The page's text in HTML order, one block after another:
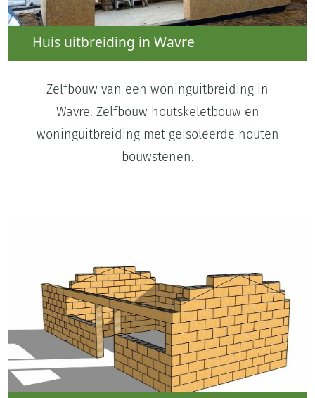
Huis uitbreiding in Wavre
Zelfbouw van een woninguitbreiding in
Wavre. Zelfbouw houtskeletbouw en
woninguitbreiding met geïsoleerde houten
bouwstenen.